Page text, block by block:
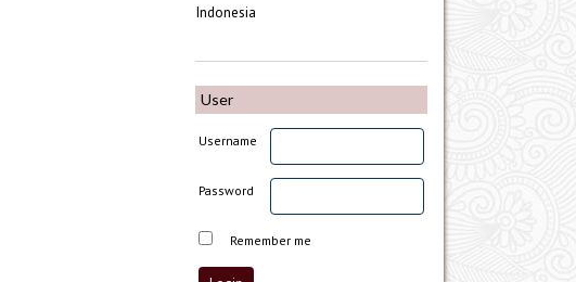
Indonesia
User
Username
Password
Remember me